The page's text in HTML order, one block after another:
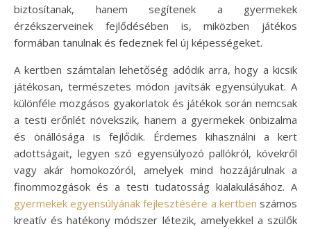
biztosítanak, hanem segítenek a gyermekek
érzékszerveinek fejlődésében is, miközben játékos
formában tanulnak és fedeznek fel új képességeket.
A kertben számtalan lehetőség adódik arra, hogy a kicsik
játékosan, természetes módon javítsák egyensúlyukat. A
különféle mozgásos gyakorlatok és játékok során nemcsak
a testi erőnlét növekszik, hanem a gyermekek önbizalma
és önállósága is fejlődik. Érdemes kihasználni a kert
adottságait, legyen szó egyensúlyozó pallókról, kövekről
vagy akár homokozóról, amelyek mind hozzájárulnak a
finommozgások és a testi tudatosság kialakulásához. A
gyermekek egyensúlyának fejlesztésére a kertben számos
kreatív és hatékony módszer létezik, amelyekkel a szülők